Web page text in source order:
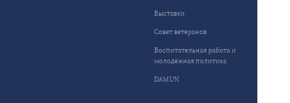
Выставки
Совет ветеранов
Воспитательная работа и
молодёжная политика
DAMUN